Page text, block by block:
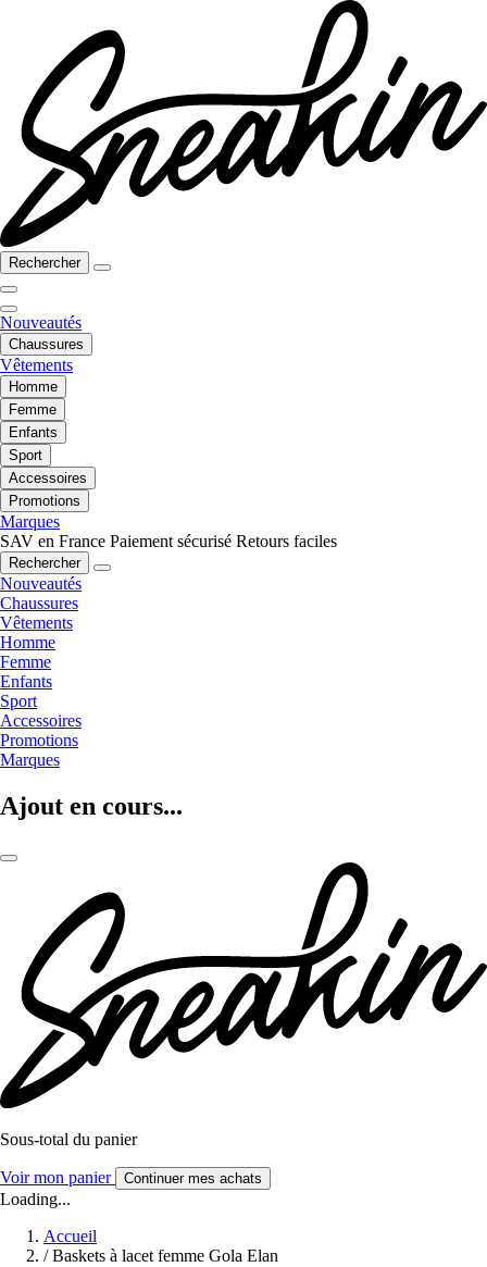
Rechercher
Nouveautés
Chaussures
Vêtements
Homme
Femme
Enfants
Sport
Accessoires
Promotions
Marques
SAV en France Paiement sécurisé Retours faciles
Rechercher
Nouveautés
Chaussures
Vêtements
Homme
Femme
Enfants
Sport
Accessoires
Promotions
Marques
Ajout en cours...
Sous-total du panier
Voir mon panier Continuer mes achats
Loading...
Accueil
/ Baskets à lacet femme Gola Elan